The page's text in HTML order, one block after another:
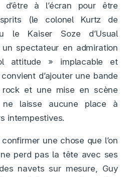
à l’écran pour être
(le colonel Kurtz de
le Kaiser Soze d’Usual
spectateur en admiration
attitude » implacable et
d’ajouter une bande
rock et une mise en scène
laisse aucune place à
intempestives.
une chose que l’on
perd pas la tête avec ses
navets sur mesure, Guy